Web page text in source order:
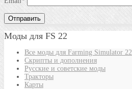
Моды для FS 22
Все моды для Farming Simulator 22
Скрипты и дополнения
Русские и советские моды
Тракторы
Карты